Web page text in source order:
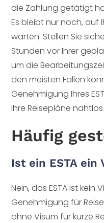
die Zahlung getätigt
Es bleibt nur noch, auf
warten. Stellen Sie
Stunden vor Ihrer
um die
den meisten Fällen
Genehmigung Ihres
Ihre Reisepläne
Häufig
Ist ein ESTA ein
Nein, das ESTA ist kein
Genehmigung für
ohne Visum für kurze